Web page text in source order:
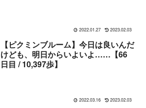
2022.01.27 2023.02.03
【ピクミンブルーム】今日は良いんだ
けども、明日からいよいよ……【66
日目 / 10,397歩】
2022.03.16 2023.02.03